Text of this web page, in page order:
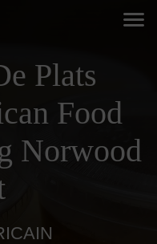
Plats
Food
Norwood